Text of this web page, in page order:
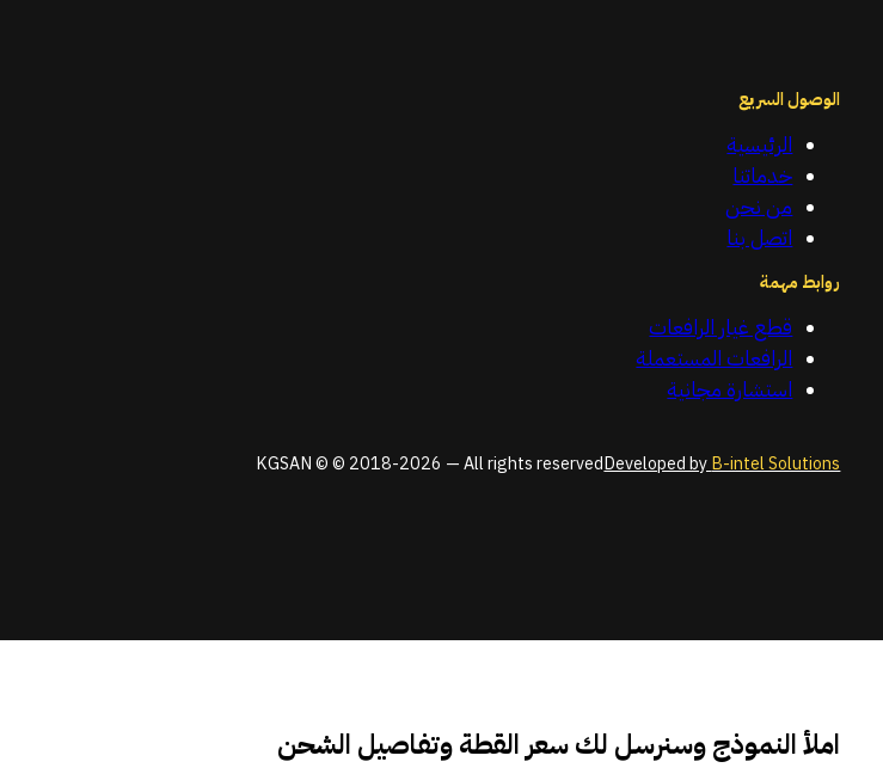
الوصول السريع
الرئيسية
خدماتنا
من نحن
اتصل بنا
روابط مهمة
قطع غيار الرافعات
الرافعات المستعملة
استشارة مجانية
KGSAN © © 2018-2026 — All rights reservedDeveloped byB-intel Solutions
املأ النموذج وسنرسل لك سعر القطة وتفاصيل الشحن